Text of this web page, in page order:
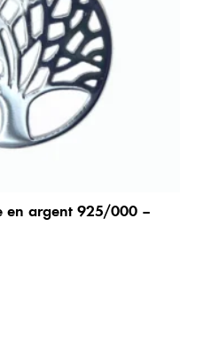
en argent 925/000 –